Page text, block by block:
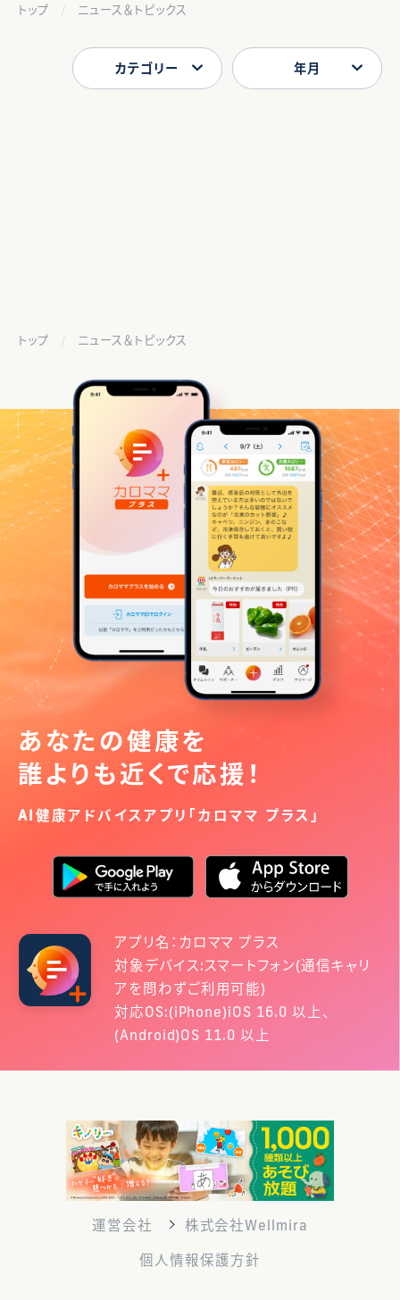
トップ ニュース＆トピックス
カテゴリー 年月
トップ ニュース＆トピックス
あなたの健康を
誰よりも近くで応援！
AI健康アドバイスアプリ「カロママ プラス」
アプリ名：カロママ プラス
対象デバイス:スマートフォン(通信キャリ
アを問わずご利用可能)
対応OS:(iPhone)iOS 16.0 以上、
(Android)OS 11.0 以上
運営会社
株式会社Wellmira
個人情報保護方針